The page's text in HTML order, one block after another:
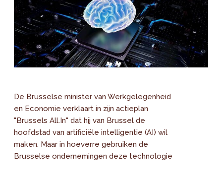
De Brusselse minister van Werkgelegenheid
en Economie verklaart in zijn actieplan
"Brussels All.In" dat hij van Brussel de
hoofdstad van artificiële intelligentie (AI) wil
maken. Maar in hoeverre gebruiken de
Brusselse ondernemingen deze technologie